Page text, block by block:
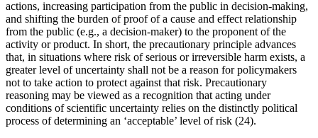
actions, increasing participation from the public in decision-making,
and shifting the burden of proof of a cause and effect relationship
from the public (e.g., a decision-maker) to the proponent of the
activity or product. In short, the precautionary principle advances
that, in situations where risk of serious or irreversible harm exists, a
greater level of uncertainty shall not be a reason for policymakers
not to take action to protect against that risk. Precautionary
reasoning may be viewed as a recognition that acting under
conditions of scientific uncertainty relies on the distinctly political
process of determining an ‘acceptable’ level of risk (24).